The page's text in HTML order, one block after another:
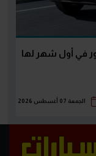
في أول شهر لها
الجمعة 07 أغسطس 2026